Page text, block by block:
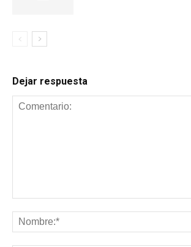
Dejar respuesta